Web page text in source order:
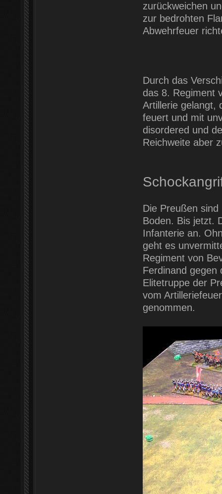
zurückweichen
zur bedrohten
Abwehrfeuer
Durch das
das 8. Regiment
Artillerie gelangt,
feuert und mit
disordered und
Reichweite aber
Die Preußen
Boden. Bis jetzt.
Infanterie an.
geht es
Regiment von
Ferdinand gegen
Elitetruppe der
vom
genommen.